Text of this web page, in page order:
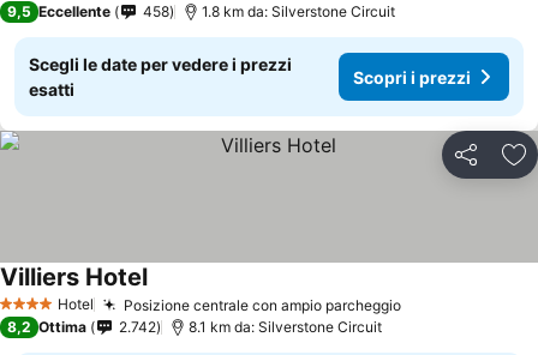
9,5 Eccellente 458 1.8 km da: Silverstone Circuit
Scegli le date per vedere i prezzi
esatti
Scopri i prezzi
Condividi
4 Stelle Hotel Posizione centrale con ampio parcheggio
Villiers Hotel
8,2 Ottima 2.742 8.1 km da: Silverstone Circuit